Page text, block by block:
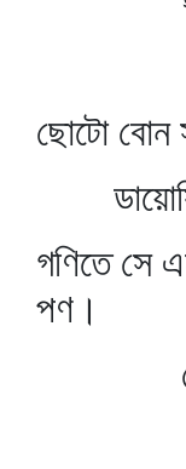
ছোটো বোন
গণিতে সে
পণ।
দেহ
চলা